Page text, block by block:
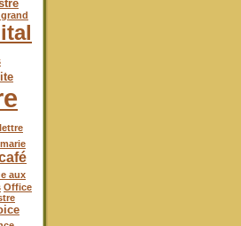
lettre
marie
aux
Office